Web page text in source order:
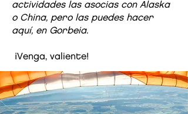
actividades las asocias con Alaska
o China, pero las puedes hacer
aquí, en Gorbeia.
¡Venga, valiente!